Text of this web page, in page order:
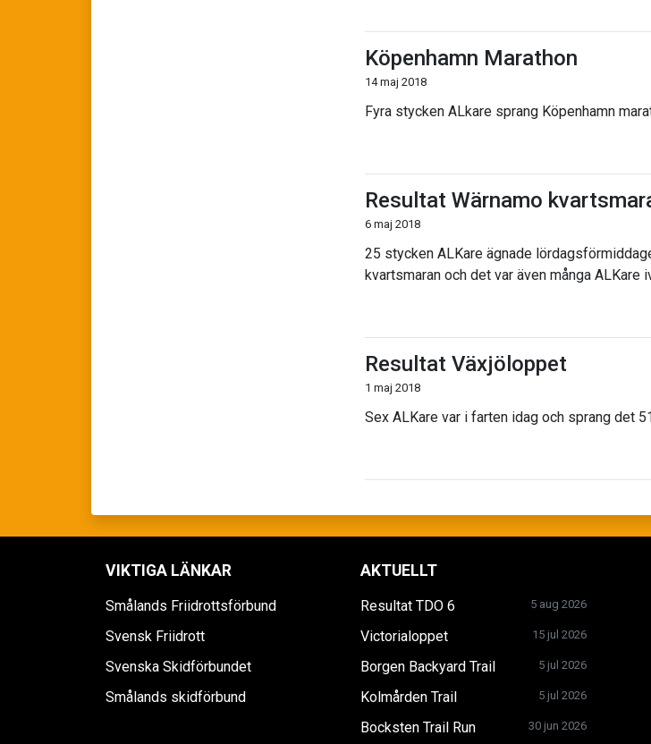
Köpenhamn Marathon
14 maj 2018
Fyra stycken ALkare sprang Köpenhamn
Resultat Wärnamo
6 maj 2018
25 stycken ALKare ägnade
kvartsmaran och det var även många ALKare
Resultat Växjöloppet
1 maj 2018
Sex ALKare var i farten idag och sprang det
VIKTIGA LÄNKAR
Smålands Friidrottsförbund
Svensk Friidrott
Svenska Skidförbundet
Smålands skidförbund
AKTUELLT
Resultat TDO 6 5 aug 2026
Victorialoppet 15 jul 2026
Borgen Backyard Trail 5 jul 2026
Kolmården Trail 5 jul 2026
Bocksten Trail Run 30 jun 2026